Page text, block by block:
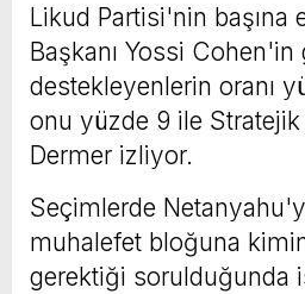
Likud Partisi'nin başına
Başkanı Yossi
destekleyenlerin oranı
onu yüzde 9 ile Stratejik
Dermer izliyor.
Seçimlerde
muhalefet bloğuna
gerektiği sorulduğunda